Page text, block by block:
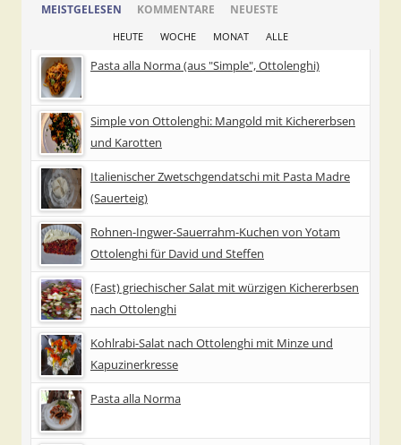
MEISTGELESEN KOMMENTARE NEUESTE
HEUTE WOCHE MONAT ALLE
Pasta alla Norma (aus "Simple", Ottolenghi)
Simple von Ottolenghi: Mangold mit Kichererbsen
und Karotten
Italienischer Zwetschgendatschi mit Pasta Madre
(Sauerteig)
Rohnen-Ingwer-Sauerrahm-Kuchen von Yotam
Ottolenghi für David und Steffen
(Fast) griechischer Salat mit würzigen Kichererbsen
nach Ottolenghi
Kohlrabi-Salat nach Ottolenghi mit Minze und
Kapuzinerkresse
Pasta alla Norma